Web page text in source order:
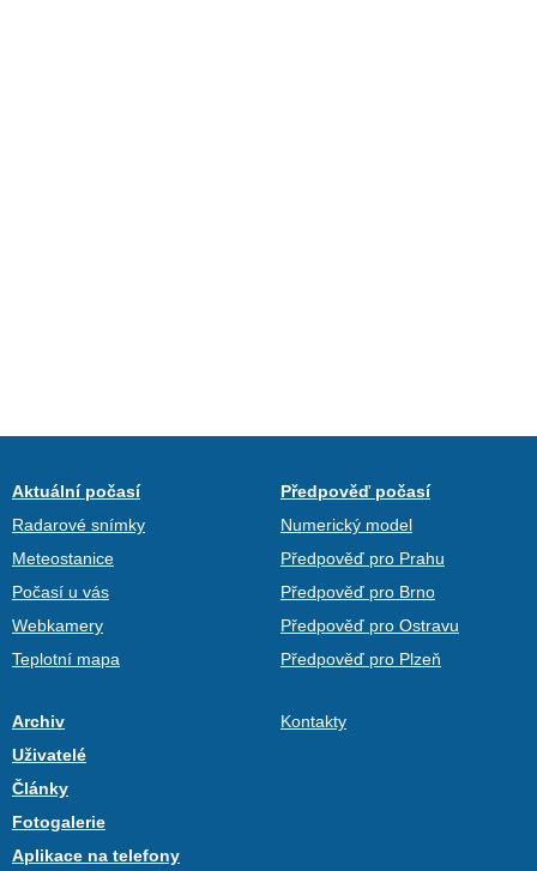
Aktuální počasí
Radarové snímky
Meteostanice
Počasí u vás
Webkamery
Teplotní mapa
Předpověď počasí
Numerický model
Předpověď pro Prahu
Předpověď pro Brno
Předpověď pro Ostravu
Předpověď pro Plzeň
Archiv
Uživatelé
Články
Fotogalerie
Aplikace na telefony
Kontakty